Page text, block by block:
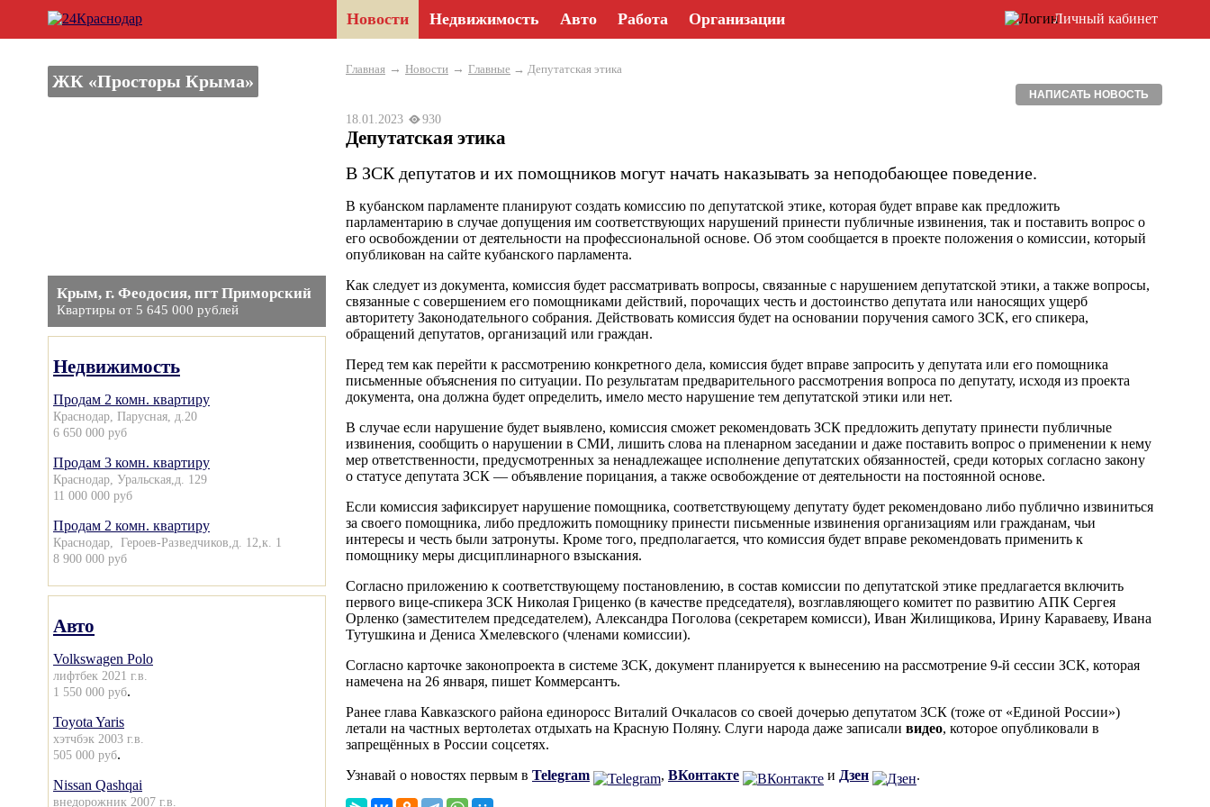
Новости Недвижимость Авто Работа Организации Личный кабинет
ЖК «Просторы Крыма»
Крым, г. Феодосия, пгт Приморский
Квартиры от 5 645 000 рублей
Недвижимость
Продам 2 комн. квартиру
Краснодар, Парусная, д.20
6 650 000 руб
Продам 3 комн. квартиру
Краснодар, Уральская,д. 129
11 000 000 руб
Продам 2 комн. квартиру
Краснодар, Героев-Разведчиков,д. 12,к. 1
8 900 000 руб
Авто
Volkswagen Polo
лифтбек 2021 г.в.
1 550 000 руб.
Toyota Yaris
хэтчбэк 2003 г.в.
505 000 руб.
Nissan Qashqai
внедорожник 2007 г.в.
Главная → Новости → Главные → Депутатская этика
НАПИСАТЬ НОВОСТЬ
18.01.2023 930
Депутатская этика
В ЗСК депутатов и их помощников могут начать наказывать за неподобающее поведение.
В кубанском парламенте планируют создать комиссию по депутатской этике, которая будет вправе как предложить
парламентарию в случае допущения им соответствующих нарушений принести публичные извинения, так и поставить вопрос о
его освобождении от деятельности на профессиональной основе. Об этом сообщается в проекте положения о комиссии, который
опубликован на сайте кубанского парламента.
Как следует из документа, комиссия будет рассматривать вопросы, связанные с нарушением депутатской этики, а также вопросы,
связанные с совершением его помощниками действий, порочащих честь и достоинство депутата или наносящих ущерб
авторитету Законодательного собрания. Действовать комиссия будет на основании поручения самого ЗСК, его спикера,
обращений депутатов, организаций или граждан.
Перед тем как перейти к рассмотрению конкретного дела, комиссия будет вправе запросить у депутата или его помощника
письменные объяснения по ситуации. По результатам предварительного рассмотрения вопроса по депутату, исходя из проекта
документа, она должна будет определить, имело место нарушение тем депутатской этики или нет.
В случае если нарушение будет выявлено, комиссия сможет рекомендовать ЗСК предложить депутату принести публичные
извинения, сообщить о нарушении в СМИ, лишить слова на пленарном заседании и даже поставить вопрос о применении к нему
мер ответственности, предусмотренных за ненадлежащее исполнение депутатских обязанностей, среди которых согласно закону
о статусе депутата ЗСК — объявление порицания, а также освобождение от деятельности на постоянной основе.
Если комиссия зафиксирует нарушение помощника, соответствующему депутату будет рекомендовано либо публично извиниться
за своего помощника, либо предложить помощнику принести письменные извинения организациям или гражданам, чьи
интересы и честь были затронуты. Кроме того, предполагается, что комиссия будет вправе рекомендовать применить к
помощнику меры дисциплинарного взыскания.
Согласно приложению к соответствующему постановлению, в состав комиссии по депутатской этике предлагается включить
первого вице-спикера ЗСК Николая Гриценко (в качестве председателя), возглавляющего комитет по развитию АПК Сергея
Орленко (заместителем председателем), Александра Поголова (секретарем комисси), Иван Жилищикова, Ирину Караваеву, Ивана
Тутушкина и Дениса Хмелевского (членами комиссии).
Согласно карточке законопроекта в системе ЗСК, документ планируется к вынесению на рассмотрение 9-й сессии ЗСК, которая
намечена на 26 января, пишет Коммерсантъ.
Ранее глава Кавказского района единоросс Виталий Очкаласов со своей дочерью депутатом ЗСК (тоже от «Единой России»)
летали на частных вертолетах отдыхать на Красную Поляну. Слуги народа даже записали видео, которое опубликовали в
запрещённых в России соцсетях.
Узнавай о новостях первым в Telegram , ВКонтакте и Дзен .